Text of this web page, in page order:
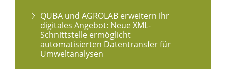
QUBA und AGROLAB erweitern ihr
digitales Angebot: Neue XML-
Schnittstelle ermöglicht
automatisierten Datentransfer für
Umweltanalysen